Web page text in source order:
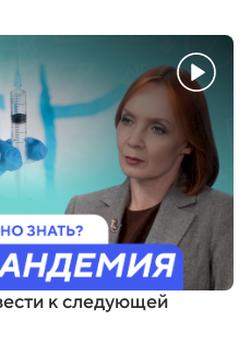
к следующей